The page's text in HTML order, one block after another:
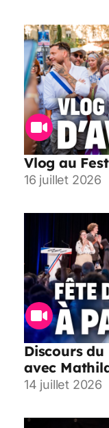
Vlog au
16 juillet 2026
Discours
avec
14 juillet 2026